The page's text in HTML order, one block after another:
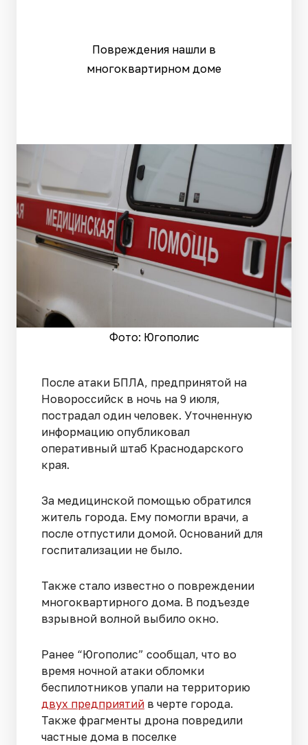
Повреждения нашли в
многоквартирном доме
Фото: Югополис
После атаки БПЛА, предпринятой на
Новороссийск в ночь на 9 июля,
пострадал один человек. Уточненную
информацию опубликовал
оперативный штаб Краснодарского
края.
За медицинской помощью обратился
житель города. Ему помогли врачи, а
после отпустили домой. Оснований для
госпитализации не было.
Также стало известно о повреждении
многоквартирного дома. В подъезде
взрывной волной выбило окно.
Ранее “Югополис” сообщал, что во
время ночной атаки обломки
беспилотников упали на территорию
двух предприятий в черте города.
Также фрагменты дрона повредили
частные дома в поселке